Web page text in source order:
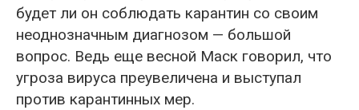
будет ли он соблюдать карантин со своим
неоднозначным диагнозом — большой
вопрос. Ведь еще весной Маск говорил, что
угроза вируса преувеличена и выступал
против карантинных мер.